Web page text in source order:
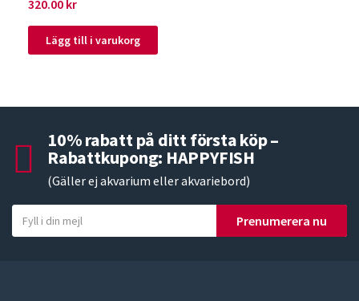
320.00 kr
Lägg till i varukorg
10% rabatt på ditt första köp –
Rabattkupong: HAPPYFISH
(Gäller ej akvarium eller akvariebord)
o
Prenumerera nu